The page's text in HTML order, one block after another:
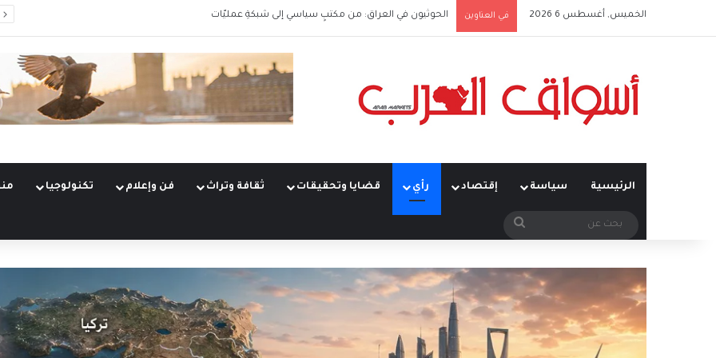
الخميس, أغسطس 6 2026 في العناوين الحوثيون في العراق: من مكتبٍ سياسي إلى شبكةِ عمليّات
الرئيسية سياسة إقتصاد رأي قضايا وتحقيقات ثقافة وتراث فن وإعلام تكنولوجيا
بحث